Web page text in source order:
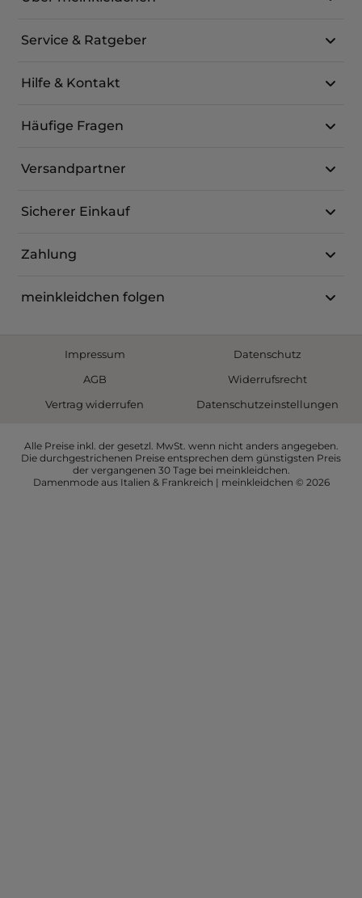
Service & Ratgeber
Hilfe & Kontakt
Häufige Fragen
Versandpartner
Sicherer Einkauf
Zahlung
meinkleidchen folgen
Impressum
Datenschutz
AGB
Widerrufsrecht
Vertrag widerrufen
Datenschutzeinstellungen
Alle Preise inkl. der gesetzl. MwSt. wenn nicht anders angegeben.
Die durchgestrichenen Preise entsprechen dem günstigsten Preis
der vergangenen 30 Tage bei meinkleidchen.
Damenmode aus Italien & Frankreich | meinkleidchen © 2026